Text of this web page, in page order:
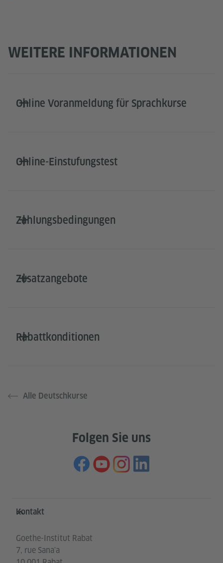
WEITERE INFORMATIONEN
Online Voranmeldung für Sprachkurse
Online-Einstufungstest
Zahlungsbedingungen
Zusatzangebote
Rabattkonditionen
Alle Deutschkurse
Folgen Sie uns
Service- und Informationsbereich
Kontakt
Goethe-Institut Rabat
7, rue Sana'a